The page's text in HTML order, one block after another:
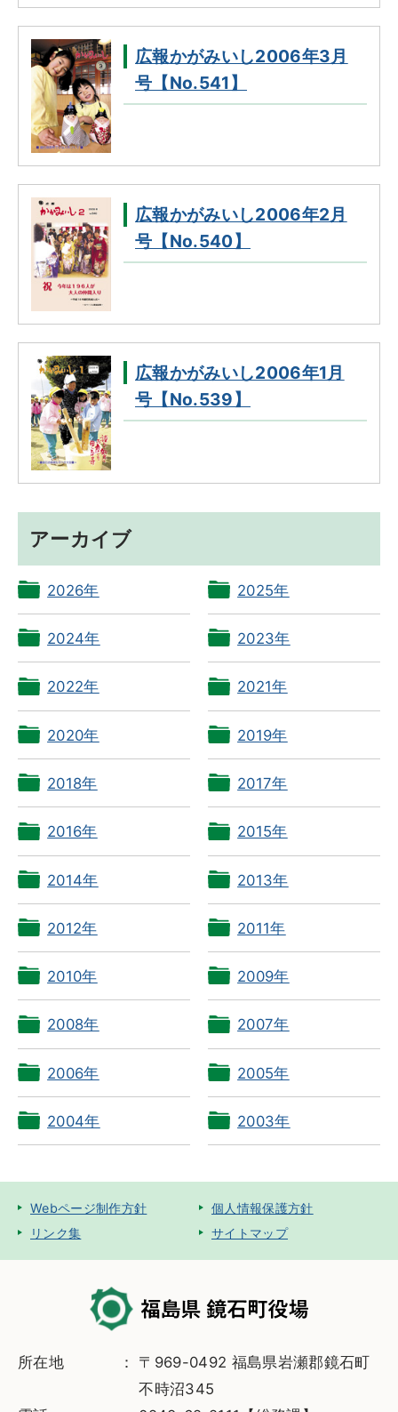
広報かがみいし2006年3月
号【No.541】
広報かがみいし2006年2月
号【No.540】
広報かがみいし2006年1月
号【No.539】
アーカイブ
2026年 2025年
2024年 2023年
2022年 2021年
2020年 2019年
2018年 2017年
2016年 2015年
2014年 2013年
2012年 2011年
2010年 2009年
2008年 2007年
2006年 2005年
2004年 2003年
Webページ制作方針
個人情報保護方針
リンク集
サイトマップ
所在地
〒969-0492 福島県岩瀬郡鏡石町
不時沼345